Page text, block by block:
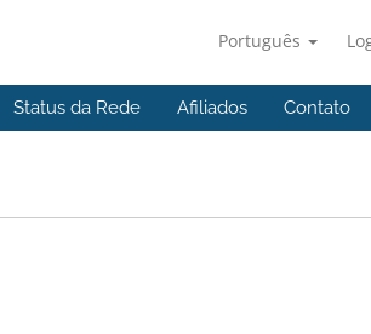
Português
Status da Rede Afiliados Contato